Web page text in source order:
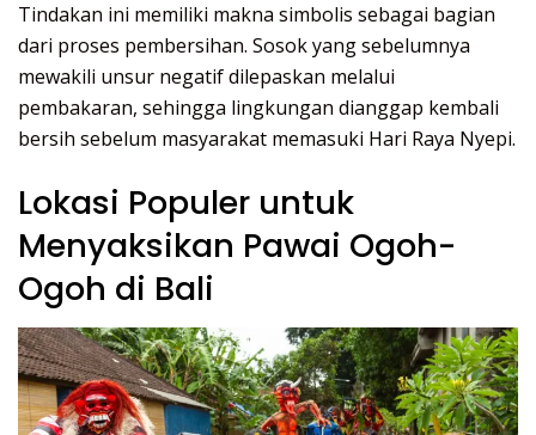
Tindakan ini memiliki makna simbolis sebagai bagian
dari proses pembersihan. Sosok yang sebelumnya
mewakili unsur negatif dilepaskan melalui
pembakaran, sehingga lingkungan dianggap kembali
bersih sebelum masyarakat memasuki Hari Raya Nyepi.
Lokasi Populer untuk
Menyaksikan Pawai Ogoh-
Ogoh di Bali